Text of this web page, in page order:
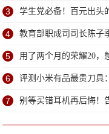
了？
3 学生党必备！百元出头
4 教育部职成司司长陈子
研
5 用了两个月的荣耀20，
6 评测小米有品最贵刀具
7 别等买错耳机再后悔！
能用